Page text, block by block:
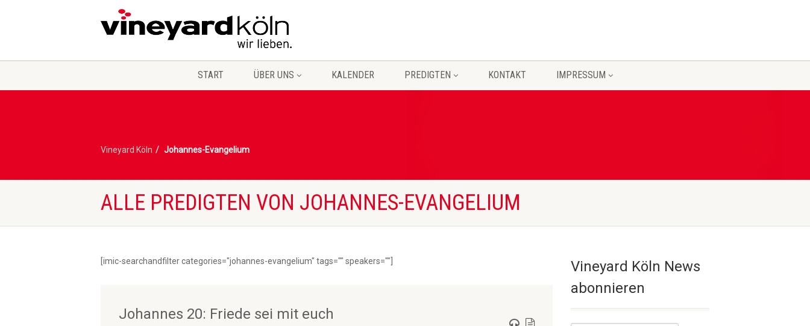
START ÜBER UNS KALENDER PREDIGTEN KONTAKT IMPRESSUM
Vineyard Köln Johannes-Evangelium
ALLE PREDIGTEN VON JOHANNES-EVANGELIUM
[imic-searchandfilter categories="johannes-evangelium" tags="" speakers=""]
Johannes 20: Friede sei mit euch
Vineyard Köln News
abonnieren